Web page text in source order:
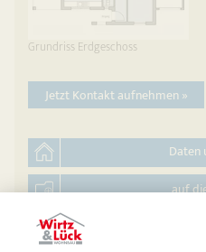
Grundriss Erdgeschoss
Jetzt Kontakt aufnehmen »
Daten
auf